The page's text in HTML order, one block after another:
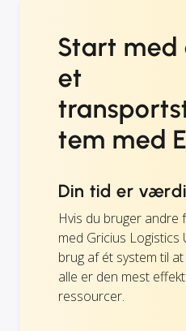
Start med
et
tem med
Din tid er
Hvis du bruger
med Gricius Logistics
brug af ét system til
alle er den mest
ressourcer.